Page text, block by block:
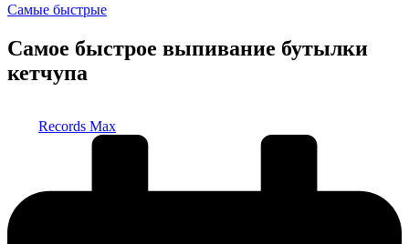
Опубликовано
Самые быстрые
Самое быстрое выпивание бутылки
кетчупа
Records Max